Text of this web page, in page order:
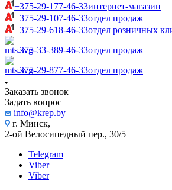
+375-29-177-46-33интернет-магазин
+375-29-107-46-33отдел продаж
+375-29-618-46-33отдел розничных
+375-33-389-46-33отдел продаж
+375-29-877-46-33отдел продаж
Заказать звонок
Задать вопрос
info@krep.by
г. Минск,
2-ой Велосипедный пер., 30/5
Telegram
Viber
Viber